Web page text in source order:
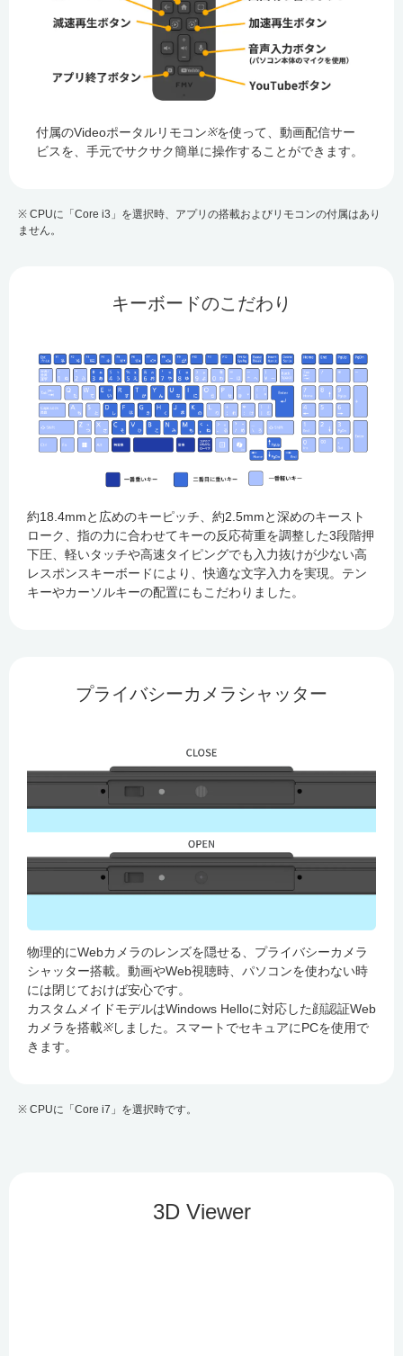
付属のVideoポータルリモコン※を使って、動画配信サー
ビスを、手元でサクサク簡単に操作することができます。
※ CPUに「Core i3」を選択時、アプリの搭載およびリモコンの付属はあり
ません。
キーボードのこだわり
約18.4mmと広めのキーピッチ、約2.5mmと深めのキースト
ローク、指の力に合わせてキーの反応荷重を調整した3段階押
下圧、軽いタッチや高速タイピングでも入力抜けが少ない高
レスポンスキーボードにより、快適な文字入力を実現。テン
キーやカーソルキーの配置にもこだわりました。
プライバシーカメラシャッター
物理的にWebカメラのレンズを隠せる、プライバシーカメラ
シャッター搭載。動画やWeb視聴時、パソコンを使わない時
には閉じておけば安心です。
カスタムメイドモデルはWindows Helloに対応した顔認証Web
カメラを搭載※しました。スマートでセキュアにPCを使用で
きます。
※ CPUに「Core i7」を選択時です。
3D Viewer